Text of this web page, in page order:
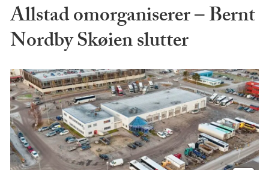
Allstad omorganiserer – Bernt
Nordby Skøien slutter